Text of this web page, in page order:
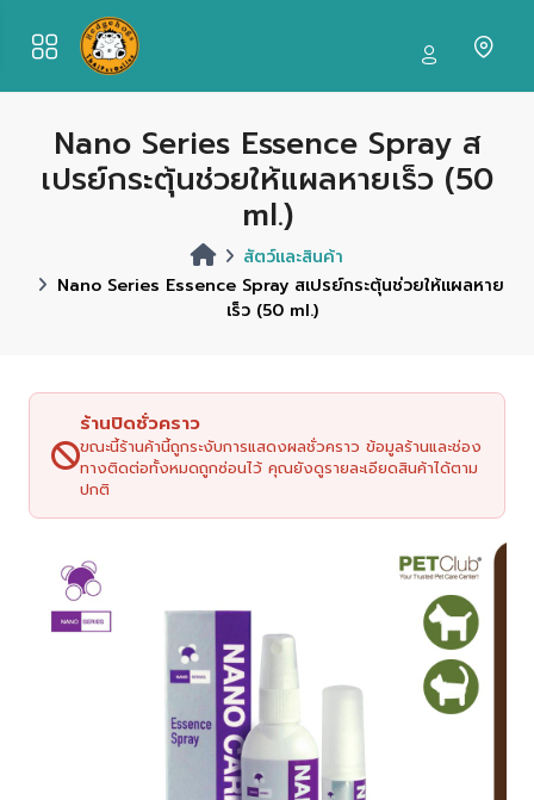
Nano Series Essence Spray ส
เปรย์กระตุ้นช่วยให้แผลหายเร็ว (50
ml.)
สัตว์และสินค้า
Nano Series Essence Spray สเปรย์กระตุ้นช่วยให้แผลหาย
เร็ว (50 ml.)
ร้านปิดชั่วคราว
ขณะนี้ร้านค้านี้ถูกระงับการแสดงผลชั่วคราว ข้อมูลร้านและช่อง
ทางติดต่อทั้งหมดถูกซ่อนไว้ คุณยังดูรายละเอียดสินค้าได้ตาม
ปกติ